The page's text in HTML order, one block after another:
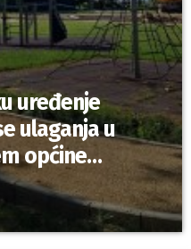
uređenje
ulaganja u
općine